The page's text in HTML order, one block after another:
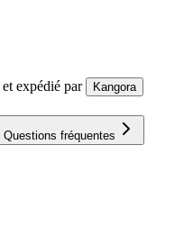
et expédié par
Kangora
Questions fréquentes